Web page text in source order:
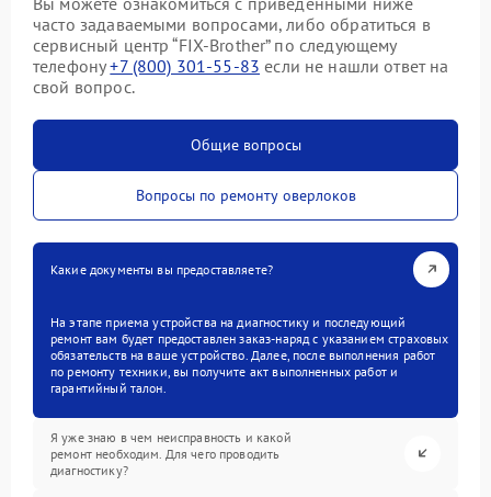
часто задаваемыми вопросами, либо обратиться в
сервисный центр “FIX-Brother” по следующему
телефону+7 (800) 301-55-83 если не нашли ответ на
свой вопрос.
Общие вопросы
Вопросы по ремонту оверлоков
Какие документы вы предоставляете?
На этапе приема устройства на диагностику и последующий
ремонт вам будет предоставлен заказ-наряд с указанием страховых
обязательств на ваше устройство. Далее, после выполнения работ
по ремонту техники, вы получите акт выполненных работ и
гарантийный талон.
Я уже знаю в чем неисправность и какой
ремонт необходим. Для чего проводить
диагностику?